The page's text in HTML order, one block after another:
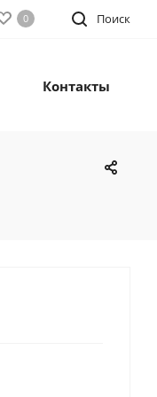
Поиск
0
Контакты